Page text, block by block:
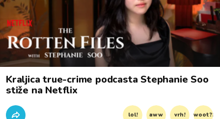
Kraljica true-crime podcasta Stephanie Soo
stiže na Netflix
lol! aww vrh! woot?!